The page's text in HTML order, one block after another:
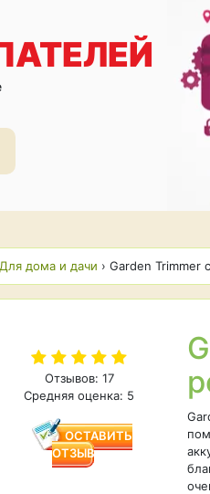
Для дома и дачи › Garden Trimmer
Отзывов: 17
Средняя оценка: 5
ОСТАВИТЬ
ОТЗЫВ